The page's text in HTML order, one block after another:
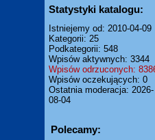
Statystyki katalogu:
Istniejemy od: 2010-04-09
Kategorii: 25
Podkategorii: 548
Wpisów aktywnych: 3344
Wpisów odrzuconych:
Wpisów oczekujących: 0
Ostatnia moderacja: 2026-
08-04
Polecamy: